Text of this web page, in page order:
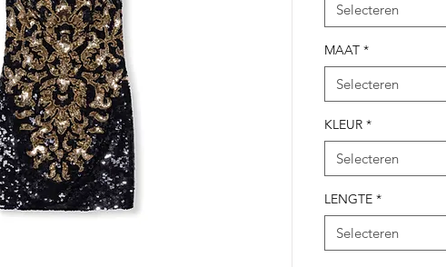
Selecteren
MAAT *
Selecteren
KLEUR *
Selecteren
LENGTE *
Selecteren